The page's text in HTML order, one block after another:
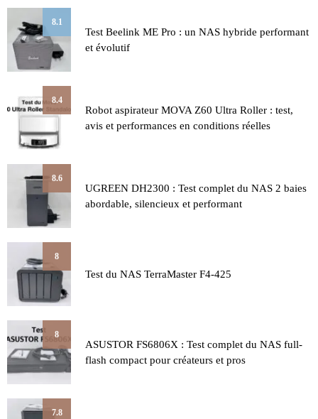
8.1
Test Beelink ME Pro : un NAS hybride performant
et évolutif
8.4
Robot aspirateur MOVA Z60 Ultra Roller : test,
avis et performances en conditions réelles
8.6
UGREEN DH2300 : Test complet du NAS 2 baies
abordable, silencieux et performant
8
Test du NAS TerraMaster F4-425
8
ASUSTOR FS6806X : Test complet du NAS full-
flash compact pour créateurs et pros
7.8